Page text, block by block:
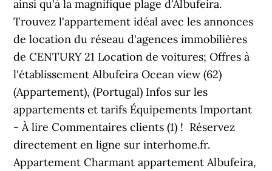
ainsi qu'à la magnifique plage d'Albufeira.
Trouvez l'appartement idéal avec les annonces
de location du réseau d'agences immobilières
de CENTURY 21 Location de voitures; Offres à
l'établissement Albufeira Ocean view (62)
(Appartement), (Portugal) Infos sur les
appartements et tarifs Équipements Important
- À lire Commentaires clients (1) ! ️ Réservez
directement en ligne sur interhome.fr.
Appartement Charmant appartement Albufeira,